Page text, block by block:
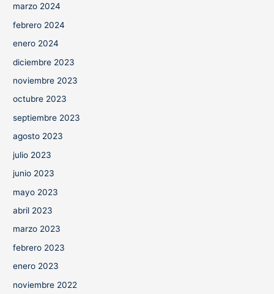
marzo 2024
febrero 2024
enero 2024
diciembre 2023
noviembre 2023
octubre 2023
septiembre 2023
agosto 2023
julio 2023
junio 2023
mayo 2023
abril 2023
marzo 2023
febrero 2023
enero 2023
noviembre 2022